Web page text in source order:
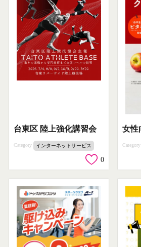
台東区 陸上強化講習会
Category インターネットサービス
0
Category